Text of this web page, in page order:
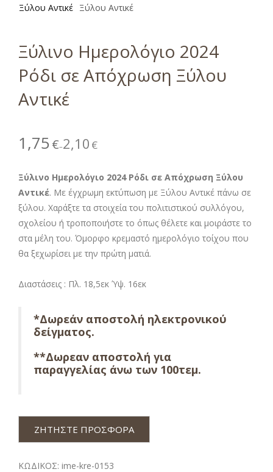
Ξύλινο Ημερολόγιο 2024
Ρόδι σε Απόχρωση Ξύλου
Αντικέ
1,75 €–2,10 €
Ξύλινο Ημερολόγιο 2024 Ρόδι σε Απόχρωση Ξύλου
Αντικέ. Με έγχρωμη εκτύπωση με Ξύλου Αντικέ πάνω σε
ξύλου. Χαράξτε τα στοιχεία του πολιτιστικού συλλόγου,
σχολείου ή τροποποιήστε το όπως θέλετε και μοιράστε το
στα μέλη του. Όμορφο κρεμαστό ημερολόγιο τοίχου που
θα ξεχωρίσει με την πρώτη ματιά.
Διαστάσεις : Πλ. 18,5εκ Ύψ. 16εκ
*Δωρεάν αποστολή ηλεκτρονικού
δείγματος.
**Δωρεαν αποστολή για
παραγγελίας άνω των 100τεμ.
ΖΗΤΗΣΤΕ ΠΡΟΣΦΟΡΑ
ΚΩΔΙΚΟΣ: ime-kre-0153